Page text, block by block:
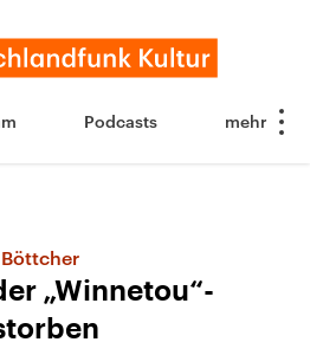
Podcasts
„Winnetou“-